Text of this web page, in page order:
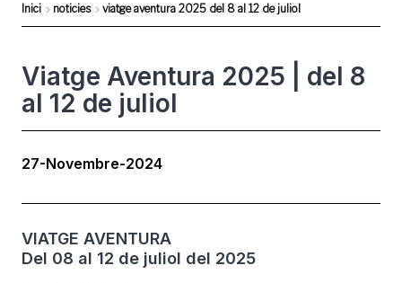
d'Ariadna
Inici noticies viatge aventura 2025 del 8 al 12 de juliol
Viatge Aventura 2025 | del 8
al 12 de juliol
27-Novembre-2024
VIATGE AVENTURA
Del 08 al 12 de juliol del 2025